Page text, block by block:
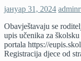
јануар 31, 2024
Obavještavaju se
upis učenika za
portala https://
Registracija djece od